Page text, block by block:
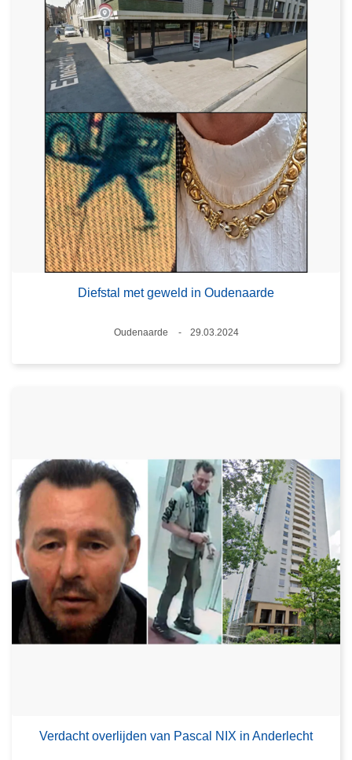
Diefstal met geweld in Oudenaarde
Plaats
Oudenaarde
29.03.2024
Verdacht overlijden van Pascal NIX in Anderlecht